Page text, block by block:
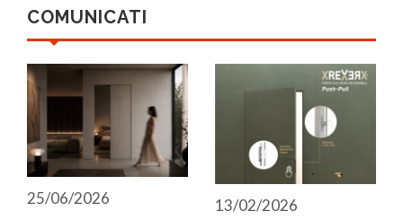
COMUNICATI
25/06/2026
13/02/2026